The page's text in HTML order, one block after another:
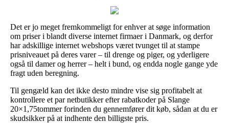
Det er jo meget fremkommeligt for enhver at søge information
om priser i blandt diverse internet firmaer i Danmark, og derfor
har adskillige internet webshops været tvunget til at stampe
prisniveauet på deres varer – til drenge og piger, og yderligere
også til damer og herrer – helt i bund, og endda nogle gange yde
fragt uden beregning.
Til gengæld kan det ikke desto mindre vise sig profitabelt at
kontrollere et par netbutikker efter rabatkoder på Slange
20×1,75tommer forinden du gennemfører dit køb, sådan at du er
skudsikker på at indhente den billigste pris.